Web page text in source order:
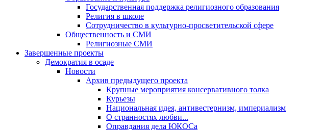
Государственная поддержка религиозного образования
Религия в школе
Сотрудничество в культурно-просветительской сфере
Общественность и СМИ
Религиозные СМИ
Завершенные проекты
Демократия в осаде
Новости
Архив предыдущего проекта
Крупные мероприятия консервативного толка
Курьезы
Национальная идея, антивестернизм, империализм
О странностях любви...
Оправдания дела ЮКОСа